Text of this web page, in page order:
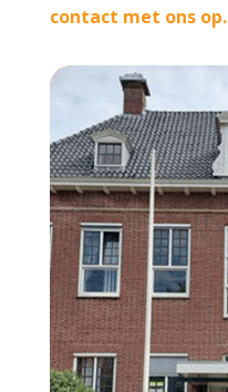
contact met ons op.